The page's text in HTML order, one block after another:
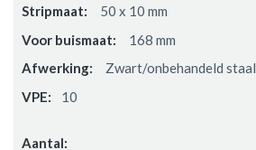
50 x 10 mm
168 mm
Zwart/onbehandeld staal
10